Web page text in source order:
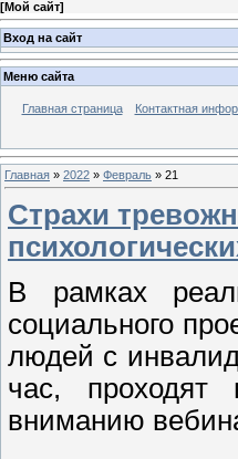
[Мой сайт]
Вход на сайт
Меню сайта
Главная страница Контактная
Главная » 2022 » Февраль » 21
Страхи
В рамках
социального
людей с
час, проходят
вниманию